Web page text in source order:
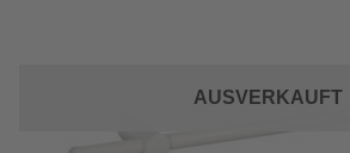
AUSVERKAUFT